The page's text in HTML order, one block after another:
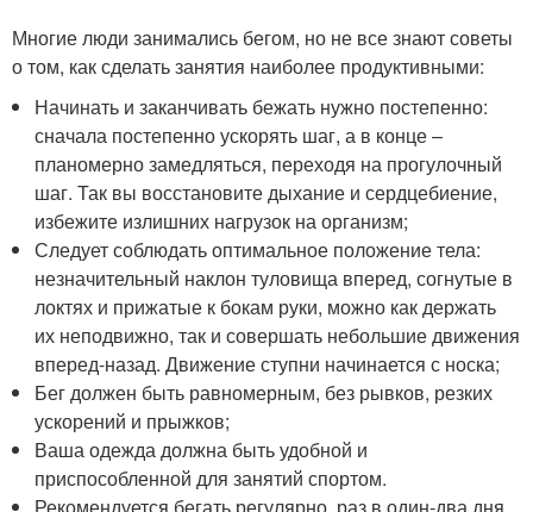
Многие люди занимались бегом, но не все знают советы
о том, как сделать занятия наиболее продуктивными:
Начинать и заканчивать бежать нужно постепенно:
сначала постепенно ускорять шаг, а в конце –
планомерно замедляться, переходя на прогулочный
шаг. Так вы восстановите дыхание и сердцебиение,
избежите излишних нагрузок на организм;
Следует соблюдать оптимальное положение тела:
незначительный наклон туловища вперед, согнутые в
локтях и прижатые к бокам руки, можно как держать
их неподвижно, так и совершать небольшие движения
вперед-назад. Движение ступни начинается с носка;
Бег должен быть равномерным, без рывков, резких
ускорений и прыжков;
Ваша одежда должна быть удобной и
приспособленной для занятий спортом.